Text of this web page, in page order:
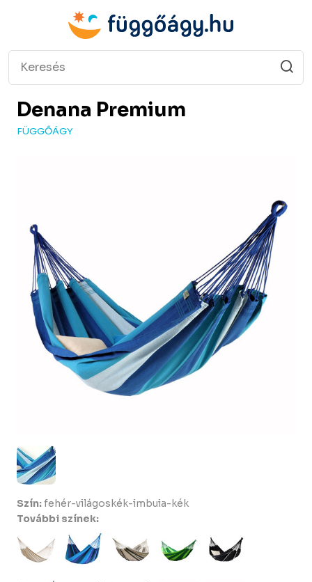
Denana Premium
FÜGGŐÁGY
Szín:fehér-világoskék-imbuia-kék
További színek: